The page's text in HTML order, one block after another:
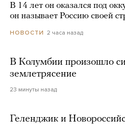
В 14 лет он оказался под
он называет Россию своей
НОВОСТИ 2 часа назад
В Колумбии произошло
землетрясение
23 минуты назад
Геленджик и